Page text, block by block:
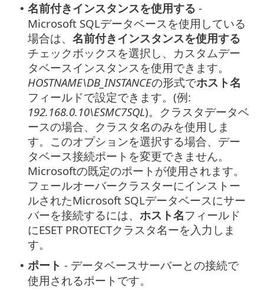
• 名前付きインスタンスを使用する -
Microsoft SQLデータベースを使用している
場合は、 名前付きインスタンスを使用する
チェックボックスを選択し、カスタムデー
タベースインスタンスを使用できます。
HOSTNAME\DB_INSTANCEの形式でホスト名
フィールドで設定できます。(例:
192.168.0.10\ESMC7SQL)。クラスタデータベ
ースの場合、クラスタ名のみを使用しま
す。このオプションを選択する場合、デー
タベース接続ポートを変更できません。
Microsoftの既定のポートが使用されます。
フェールオーバークラスターにインストー
ルされたMicrosoft SQLデータベースにサー
バーを接続するには、 ホスト名フィールド
にESET PROTECTクラスタ名ーを入力しま
す。
• ポート - データベースサーバーとの接続で
使用されるポートです。